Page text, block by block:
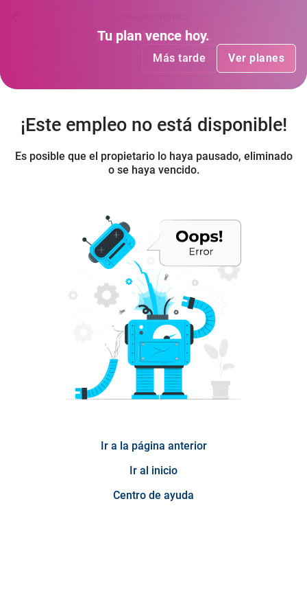
Tu plan ha vencido.
Más tarde Ver planes
Tu plan vence hoy.
Más tarde Ver planes
¡Este empleo no está disponible!
Es posible que el propietario lo haya pausado, eliminado
o se haya vencido.
Ir a la página anterior
Ir al inicio
Centro de ayuda